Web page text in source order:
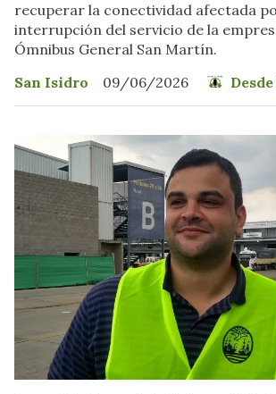
recuperar la conectividad afectada
interrupción del servicio de la
Ómnibus General San Martín.
San Isidro
09/06/2026